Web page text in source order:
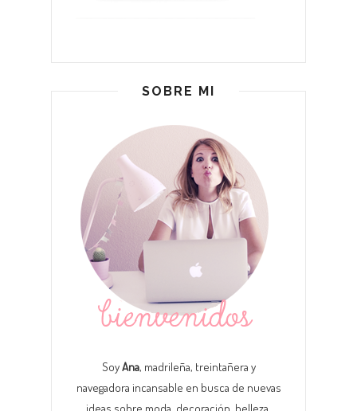
SOBRE MI
SoyAna, madrileña, treintañera y
navegadora incansable en busca de nuevas